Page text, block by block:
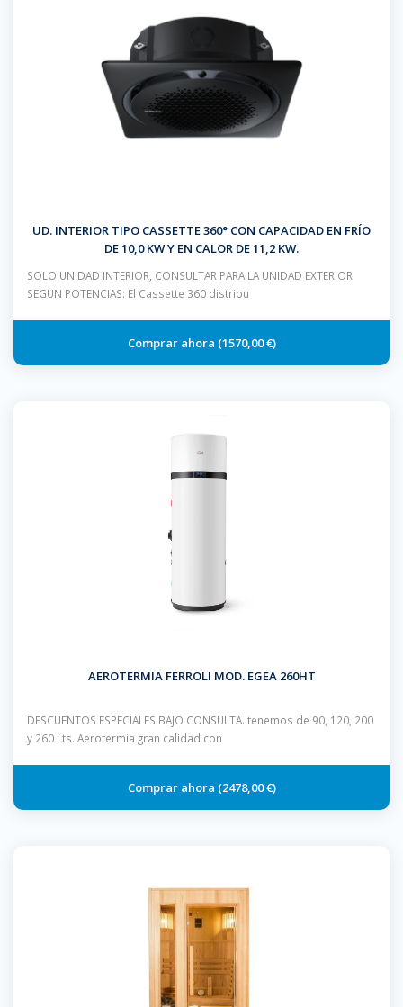
UD. INTERIOR TIPO CASSETTE 360° CON CAPACIDAD EN FRÍO
DE 10,0 KW Y EN CALOR DE 11,2 KW.
SOLO UNIDAD INTERIOR, CONSULTAR PARA LA UNIDAD EXTERIOR
SEGUN POTENCIAS: El Cassette 360 distribu
1570,00 €
AEROTERMIA FERROLI MOD. EGEA 260HT
DESCUENTOS ESPECIALES BAJO CONSULTA. tenemos de 90, 120, 200
y 260 Lts. Aerotermia gran calidad con
2478,00 €